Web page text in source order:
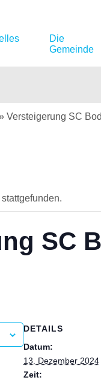
Die
Gemeinde
Versteigerung SC
SC
DETAILS
Datum:
13. Dezember 2024
Zeit: